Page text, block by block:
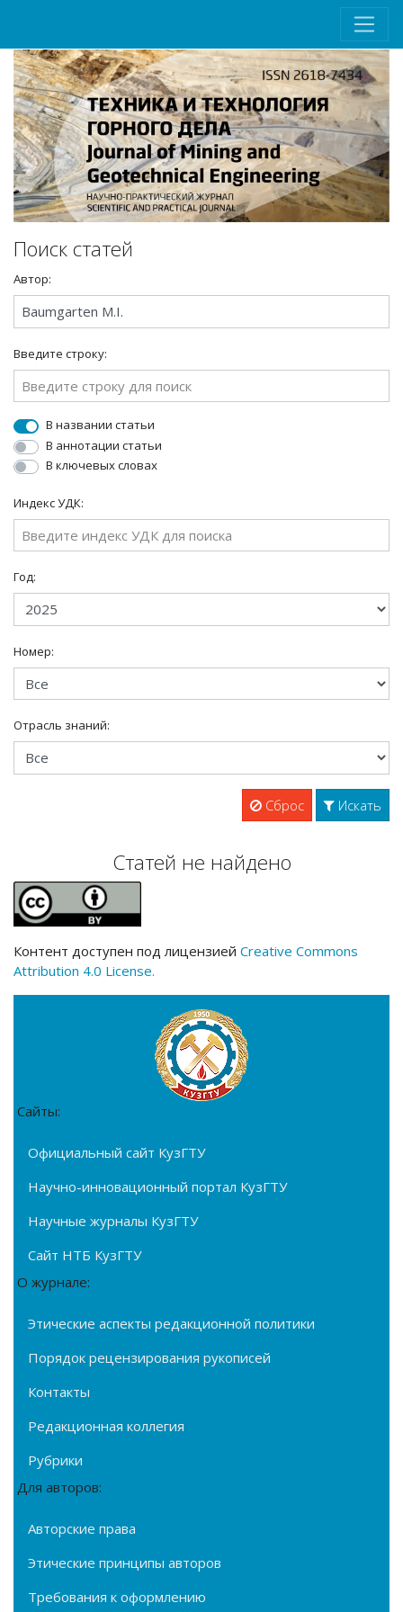
Поиск статей
Автор:
Введите строку:
В названии статьи
В аннотации статьи
В ключевых словах
Индекс УДК:
Год:
Номер:
Отрасль знаний:
Сброс Искать
Статей не найдено
Контент доступен под лицензией Creative Commons
Attribution 4.0 License.
Сайты:
Официальный сайт КузГТУ
Научно-инновационный портал КузГТУ
Научные журналы КузГТУ
Сайт НТБ КузГТУ
О журнале:
Этические аспекты редакционной политики
Порядок рецензирования рукописей
Контакты
Редакционная коллегия
Рубрики
Для авторов:
Авторские права
Этические принципы авторов
Требования к оформлению